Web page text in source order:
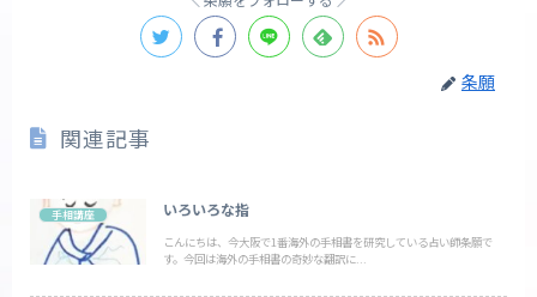
条願
関連記事
手相講座 いろいろな指
こんにちは、今大阪で1番海外の手相書を研究している占い師条願で
す。今回は海外の手相書の奇妙な翻訳に...